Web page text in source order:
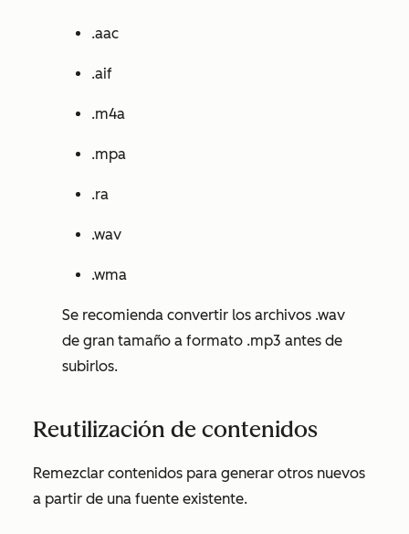
.aac
.aif
.m4a
.mpa
.ra
.wav
.wma
Se recomienda convertir los archivos .wav
de gran tamaño a formato .mp3 antes de
subirlos.
Reutilización de contenidos
Remezclar contenidos para generar otros nuevos
a partir de una fuente existente.